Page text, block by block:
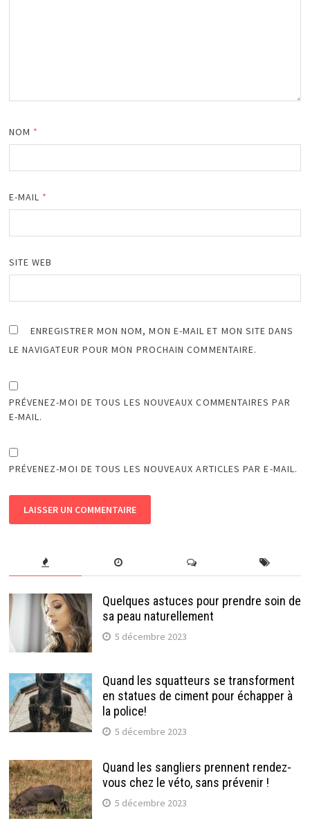
NOM *
E-MAIL *
SITE WEB
ENREGISTRER MON NOM, MON E-MAIL ET MON SITE DANS
LE NAVIGATEUR POUR MON PROCHAIN COMMENTAIRE.
PRÉVENEZ-MOI DE TOUS LES NOUVEAUX COMMENTAIRES PAR
E-MAIL.
PRÉVENEZ-MOI DE TOUS LES NOUVEAUX ARTICLES PAR E-MAIL.
Quelques astuces pour prendre soin de
sa peau naturellement
5 décembre 2023
Quand les squatteurs se transforment
en statues de ciment pour échapper à
la police!
5 décembre 2023
Quand les sangliers prennent rendez-
vous chez le véto, sans prévenir !
5 décembre 2023